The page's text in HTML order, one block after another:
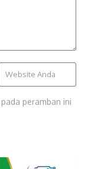
peramban ini